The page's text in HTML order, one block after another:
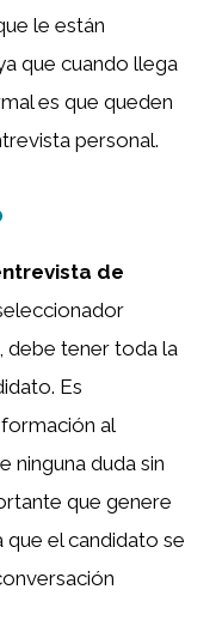
le están
que cuando llega
es que queden
personal.
de
debe tener toda la
Es
al
ninguna duda sin
que genere
que el candidato se